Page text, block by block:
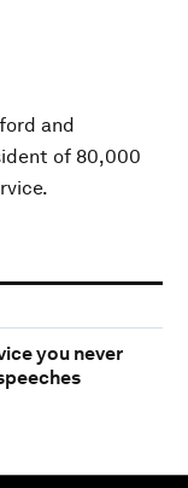
and
of 80,000
you never